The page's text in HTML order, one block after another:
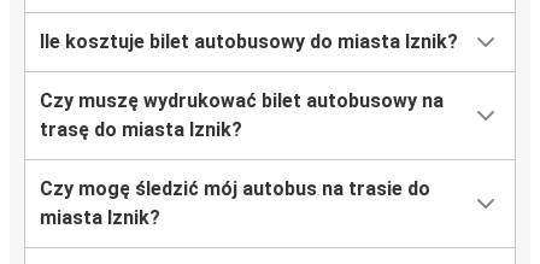
Ile kosztuje bilet autobusowy do miasta Iznik?
Czy muszę wydrukować bilet autobusowy na
trasę do miasta Iznik?
Czy mogę śledzić mój autobus na trasie do
miasta Iznik?